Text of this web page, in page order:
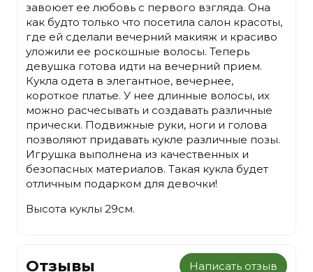
завоюет ее любовь с первого взгляда. Она
как будто только что посетила салон красоты,
где ей сделали вечерний макияж и красиво
уложили ее роскошные волосы. Теперь
девушка готова идти на вечерний прием.
Кукла одета в элегантное, вечернее,
короткое платье. У нее длинные волосы, их
можно расчесывать и создавать различные
прически. Подвижные руки, ноги и голова
позволяют придавать кукле различные позы.
Игрушка выполнена из качественных и
безопасных материалов. Такая кукла будет
отличным подарком для девочки!
Высота куклы 29см.
Отзывы Написать отзыв